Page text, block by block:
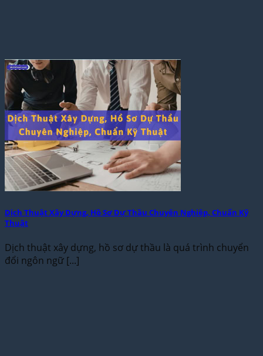
Dịch Thuật Xây Dựng, Hồ Sơ Dự Thầu Chuyên Nghiệp, Chuẩn Kỹ
Thuật
Dịch thuật xây dựng, hồ sơ dự thầu là quá trình chuyển
đổi ngôn ngữ [...]